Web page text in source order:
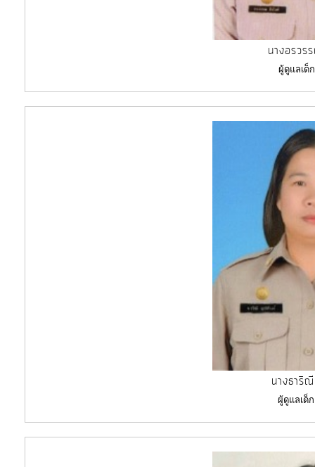
นางอรว
ผู้ดูแลเด็
นางธาริ
ผู้ดูแลเด็